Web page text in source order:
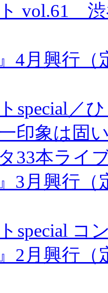
vol.61
4月興行
special／
印象は固
33本ライ
3月興行
special コ
2月興行